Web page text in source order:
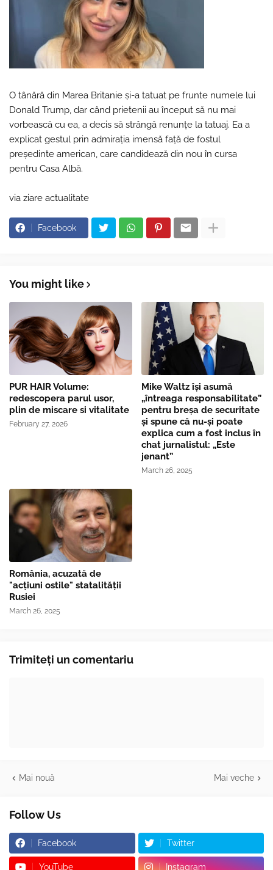
O tânără din Marea Britanie și-a tatuat pe frunte numele lui
Donald Trump, dar când prietenii au început să nu mai
vorbească cu ea, a decis să strângă renunțe la tatuaj. Ea a
explicat gestul prin admirația imensă față de fostul
președinte american, care candidează din nou în cursa
pentru Casa Albă.
via ziare actualitate
Facebook
You might like
PUR HAIR Volume:
redescopera parul usor,
plin de miscare si vitalitate
February 27, 2026
Mike Waltz îşi asumă
„întreaga responsabilitate”
pentru breşa de securitate
și spune că nu-și poate
explica cum a fost inclus în
chat jurnalistul: „Este
jenant”
March 26, 2025
România, acuzată de
"acțiuni ostile" statalității
Rusiei
March 26, 2025
Trimiteți un comentariu
Mai nouă Mai veche
Follow Us
Facebook Twitter
YouTube Instagram